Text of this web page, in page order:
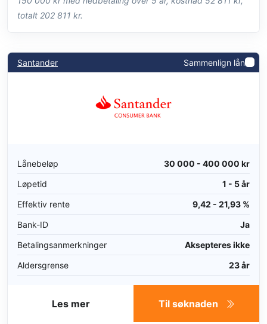
totalt 202 811 kr.
Santander Sammenlign lån
Lånebeløp
30 000 - 400 000 kr
Løpetid
1 - 5 år
Effektiv rente
9,42 - 21,93 %
Bank-ID
Ja
Betalingsanmerkninger
Aksepteres ikke
Aldersgrense
23 år
Til søknaden
Les mer